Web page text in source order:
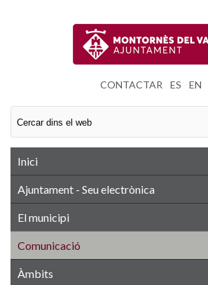
CONTACTAR ES EN
Inici
Ajuntament - Seu electrònica
El municipi
Comunicació
Àmbits